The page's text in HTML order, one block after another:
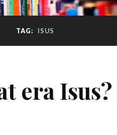
TAG: ISUS
era